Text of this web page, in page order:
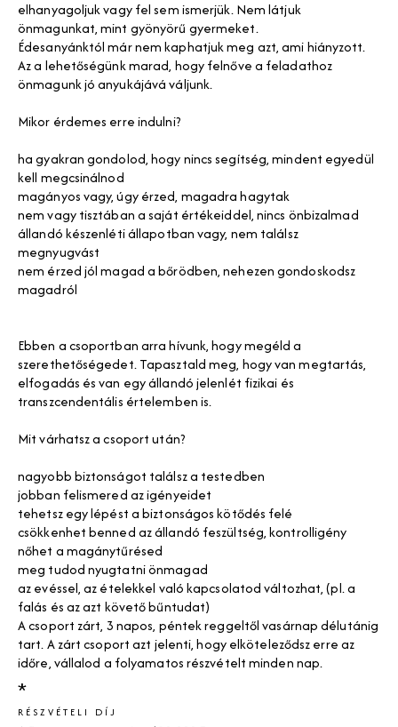
elhanyagoljuk vagy fel sem ismerjük. Nem látjuk
önmagunkat, mint gyönyörű gyermeket.
Édesanyánktól már nem kaphatjuk meg azt, ami hiányzott.
Az a lehetőségünk marad, hogy felnőve a feladathoz
önmagunk jó anyukájává váljunk.
Mikor érdemes erre indulni?
ha gyakran gondolod, hogy nincs segítség, mindent egyedül
kell megcsinálnod
magányos vagy, úgy érzed, magadra hagytak
nem vagy tisztában a saját értékeiddel, nincs önbizalmad
állandó készenléti állapotban vagy, nem találsz
megnyugvást
nem érzed jól magad a bőrödben, nehezen gondoskodsz
magadról
Ebben a csoportban arra hívunk, hogy megéld a
szerethetőségedet. Tapasztald meg, hogy van megtartás,
elfogadás és van egy állandó jelenlét fizikai és
transzcendentális értelemben is.
Mit várhatsz a csoport után?
nagyobb biztonságot találsz a testedben
jobban felismered az igényeidet
tehetsz egy lépést a biztonságos kötődés felé
csökkenhet benned az állandó feszültség, kontrolligény
nőhet a magánytűrésed
meg tudod nyugtatni önmagad
az evéssel, az ételekkel való kapcsolatod változhat, (pl. a
falás és az azt követő bűntudat)
A csoport zárt, 3 napos, péntek reggeltől vasárnap délutánig
tart. A zárt csoport azt jelenti, hogy elköteleződsz erre az
időre, vállalod a folyamatos részvételt minden nap.
*
RÉSZVÉTELI DÍJ